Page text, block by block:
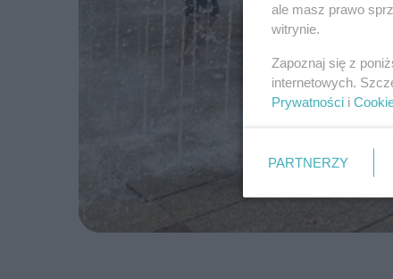
ale masz prawo
witrynie.
Zapoznaj się z
internetowych.
Prywatności i
PARTNERZY